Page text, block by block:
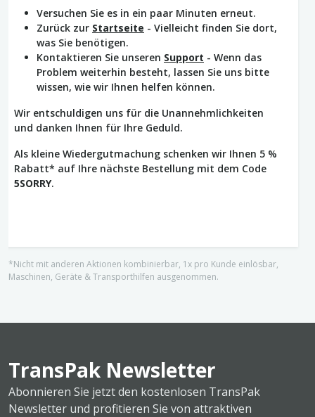
Versuchen Sie es in ein paar Minuten erneut.
Zurück zur Startseite - Vielleicht finden Sie dort,
was Sie benötigen.
Kontaktieren Sie unseren Support - Wenn das
Problem weiterhin besteht, lassen Sie uns bitte
wissen, wie wir Ihnen helfen können.
Wir entschuldigen uns für die Unannehmlichkeiten
und danken Ihnen für Ihre Geduld.
Als kleine Wiedergutmachung schenken wir Ihnen 5 %
Rabatt* auf Ihre nächste Bestellung mit dem Code
5SORRY.
*Nicht mit anderen Aktionen kombinierbar, 1x pro Kunde einlösbar,
Maschinen, Geräte & Transporthilfen ausgenommen.
TransPak Newsletter
Abonnieren Sie jetzt den kostenlosen TransPak
Newsletter und profitieren Sie von attraktiven